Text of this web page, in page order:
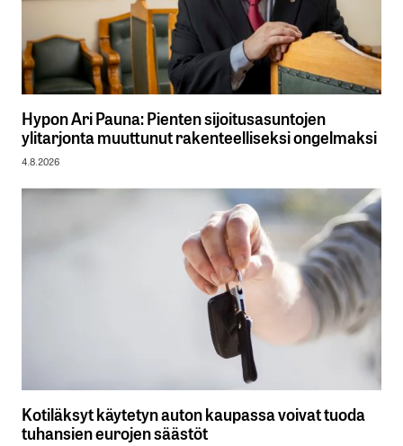
Hypon Ari Pauna: Pienten sijoitusasuntojen
ylitarjonta muuttunut rakenteelliseksi ongelmaksi
4.8.2026
Kotiläksyt käytetyn auton kaupassa voivat tuoda
tuhansien eurojen säästöt